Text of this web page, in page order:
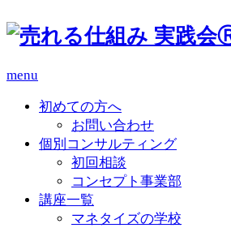
menu
初めての方へ
お問い合わせ
個別コンサルティング
初回相談
コンセプト事業部
講座一覧
マネタイズの学校